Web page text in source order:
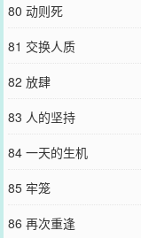
80 动则死
81 交换人质
82 放肆
83 人的坚持
84 一天的生机
85 牢笼
86 再次重逢